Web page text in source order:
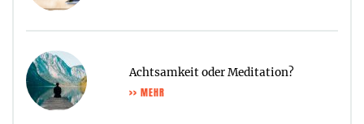
Achtsamkeit oder Meditation?
>> MEHR